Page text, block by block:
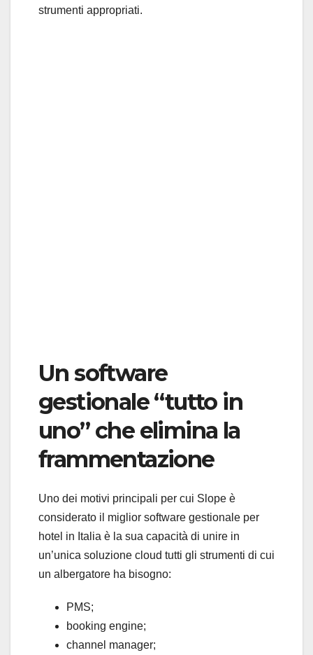
strumenti appropriati.
Un software
gestionale “tutto in
uno” che elimina la
frammentazione
Uno dei motivi principali per cui Slope è
considerato il miglior software gestionale per
hotel in Italia è la sua capacità di unire in
un’unica soluzione cloud tutti gli strumenti di cui
un albergatore ha bisogno:
PMS;
booking engine;
channel manager;